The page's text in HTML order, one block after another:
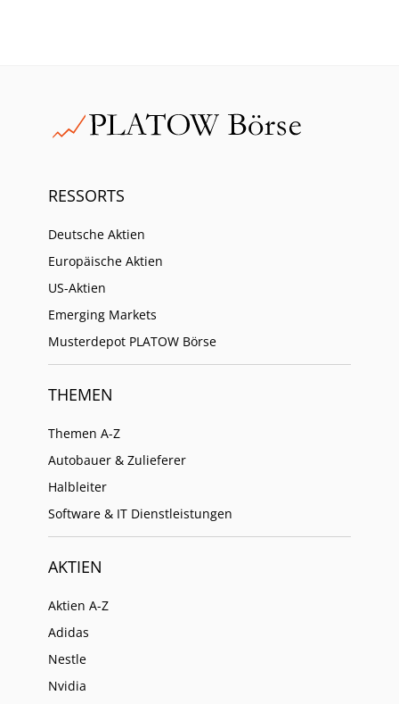
RESSORTS
Deutsche Aktien
Europäische Aktien
US-Aktien
Emerging Markets
Musterdepot PLATOW Börse
THEMEN
Themen A-Z
Autobauer & Zulieferer
Halbleiter
Software & IT Dienstleistungen
AKTIEN
Aktien A-Z
Adidas
Nestle
Nvidia